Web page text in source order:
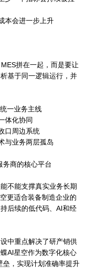
本会进一步上升
拼在一起，而是要让
基于同一逻辑运行，并
一业务主线
体化协同
口周边系统
与业务两层孤岛
务商的核心平台
不能支撑真实业务长期
更适合装备制造企业的
后续的低代码、AI和经
中重点解决了研产销供
AI星空作为数字化核心
垒，实现计划准确率提升